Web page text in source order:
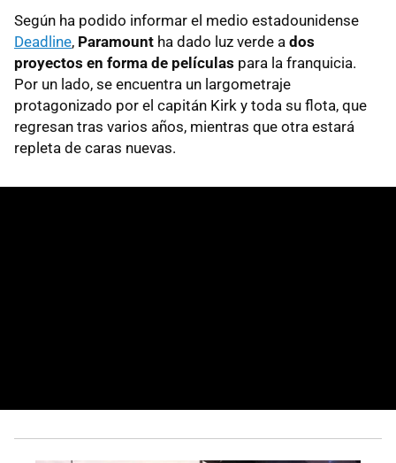
Según ha podido informar el medio estadounidense
Deadline, Paramount ha dado luz verde a dos
proyectos en forma de películas para la franquicia.
Por un lado, se encuentra un largometraje
protagonizado por el capitán Kirk y toda su flota, que
regresan tras varios años, mientras que otra estará
repleta de caras nuevas.